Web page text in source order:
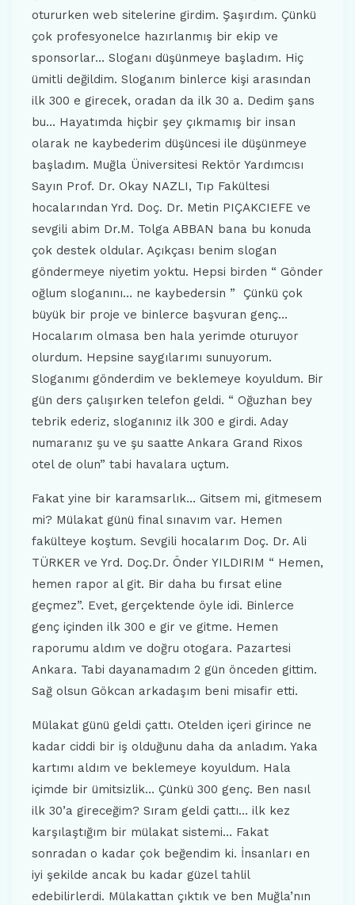
otururken web sitelerine girdim. Şaşırdım. Çünkü
çok profesyonelce hazırlanmış bir ekip ve
sponsorlar… Sloganı düşünmeye başladım. Hiç
ümitli değildim. Sloganım binlerce kişi arasından
ilk 300 e girecek, oradan da ilk 30 a. Dedim şans
bu… Hayatımda hiçbir şey çıkmamış bir insan
olarak ne kaybederim düşüncesi ile düşünmeye
başladım. Muğla Üniversitesi Rektör Yardımcısı
Sayın Prof. Dr. Okay NAZLI, Tıp Fakültesi
hocalarından Yrd. Doç. Dr. Metin PIÇAKCIEFE ve
sevgili abim Dr.M. Tolga ABBAN bana bu konuda
çok destek oldular. Açıkçası benim slogan
göndermeye niyetim yoktu. Hepsi birden “ Gönder
oğlum sloganını… ne kaybedersin ” Çünkü çok
büyük bir proje ve binlerce başvuran genç…
Hocalarım olmasa ben hala yerimde oturuyor
olurdum. Hepsine saygılarımı sunuyorum.
Sloganımı gönderdim ve beklemeye koyuldum. Bir
gün ders çalışırken telefon geldi. “ Oğuzhan bey
tebrik ederiz, sloganınız ilk 300 e girdi. Aday
numaranız şu ve şu saatte Ankara Grand Rixos
otel de olun” tabi havalara uçtum.
Fakat yine bir karamsarlık… Gitsem mi, gitmesem
mi? Mülakat günü final sınavım var. Hemen
fakülteye koştum. Sevgili hocalarım Doç. Dr. Ali
TÜRKER ve Yrd. Doç.Dr. Önder YILDIRIM “ Hemen,
hemen rapor al git. Bir daha bu fırsat eline
geçmez”. Evet, gerçektende öyle idi. Binlerce
genç içinden ilk 300 e gir ve gitme. Hemen
raporumu aldım ve doğru otogara. Pazartesi
Ankara. Tabi dayanamadım 2 gün önceden gittim.
Sağ olsun Gökcan arkadaşım beni misafir etti.
Mülakat günü geldi çattı. Otelden içeri girince ne
kadar ciddi bir iş olduğunu daha da anladım. Yaka
kartımı aldım ve beklemeye koyuldum. Hala
içimde bir ümitsizlik… Çünkü 300 genç. Ben nasıl
ilk 30’a gireceğim? Sıram geldi çattı… ilk kez
karşılaştığım bir mülakat sistemi… Fakat
sonradan o kadar çok beğendim ki. İnsanları en
iyi şekilde ancak bu kadar güzel tahlil
edebilirlerdi. Mülakattan çıktık ve ben Muğla’nın